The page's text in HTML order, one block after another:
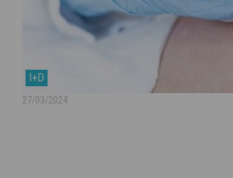
I+D
27/03/2024